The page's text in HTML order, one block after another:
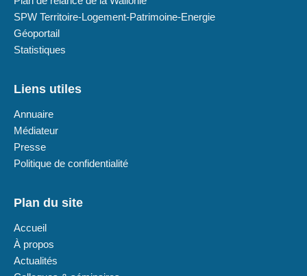
SPW Territoire-Logement-Patrimoine-Energie
Géoportail
Statistiques
Liens utiles
Annuaire
Médiateur
Presse
Politique de confidentialité
Plan du site
Accueil
À propos
Actualités